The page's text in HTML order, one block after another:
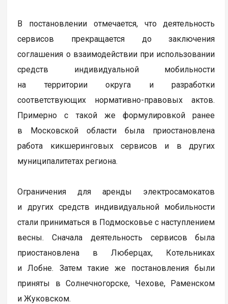
В постановлении отмечается, что деятельность
сервисов прекращается до заключения
соглашения о взаимодействии при использовании
средств индивидуальной мобильности
на территории округа и разработки
соответствующих нормативно-правовых актов.
Примерно с такой же формулировкой ранее
в Московской области была приостановлена
работа кикшеринговых сервисов и в других
муниципалитетах региона.
Ограничения для аренды электросамокатов
и других средств индивидуальной мобильности
стали приниматься в Подмосковье с наступлением
весны. Сначала деятельность сервисов была
приостановлена в Люберцах, Котельниках
и Лобне. Затем такие же постановления были
приняты в Солнечногорске, Чехове, Раменском
и Жуковском.